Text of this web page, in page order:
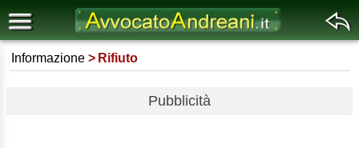
Informazione Rifiuto
Pubblicità